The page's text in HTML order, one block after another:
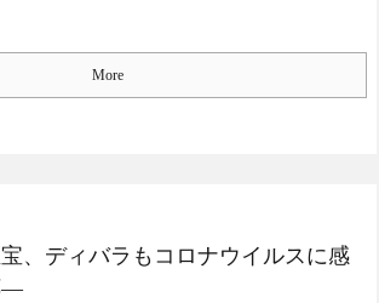
More
、ディバラもコロナウイルスに感
―